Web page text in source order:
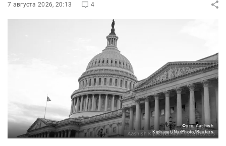
7 августа 2026, 20:13 4
Фото: Aashish
Kiphayet/NurPhoto/Reuters